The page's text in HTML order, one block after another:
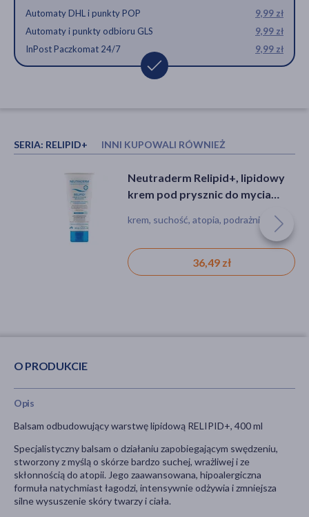
Automaty DHL i punkty POP
9,99 zł
Automaty i punkty odbioru GLS
9,99 zł
InPost Paczkomat 24/7
9,99 zł
SERIA: RELIPID+ INNI KUPOWALI RÓWNIEŻ
Ziaja Baltic Home Spa Wellness,
oliwka do masażu ciała, kokos,
oliwka, dla wegan, dla wegetarian
26,19 zł
Neutraderm Relipid+, lipidowy
krem pod prysznic do mycia
krem, suchość, atopia, podrażnienie
36,49 zł
O PRODUKCIE
Opis
Balsam odbudowujący warstwę lipidową RELIPID+, 400 ml
Specjalistyczny balsam o działaniu zapobiegającym swędzeniu,
stworzony z myślą o skórze bardzo suchej, wrażliwej i ze
skłonnością do atopii. Jego zaawansowana, hipoalergiczna
formuła natychmiast łagodzi, intensywnie odżywia i zmniejsza
silne wysuszenie skóry twarzy i ciała.